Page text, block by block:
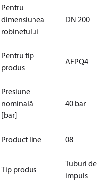
Pentru
dimensiunea
robinetului
DN 200
Pentru tip
produs
AFPQ4
Presiune
nominală
[bar]
40 bar
Product line 08
Tip produs
Tuburi de
impuls